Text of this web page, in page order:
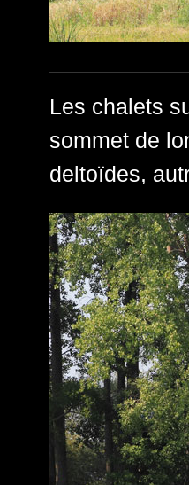
Les chalets
sommet de
deltoïdes,